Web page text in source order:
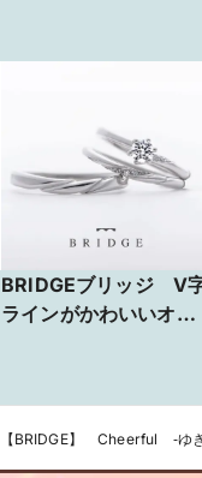
BRIDGEブリッジ V
ラインがかわいいオ
【BRIDGE】 Cheerful ‐ゆ